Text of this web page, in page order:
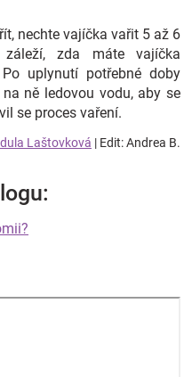
nechte vajíčka vařit 5 až 6
zda máte vajíčka
uplynutí potřebné doby
ně ledovou vodu, aby se
se proces vaření.
Laštovková | Edit: Andrea B.